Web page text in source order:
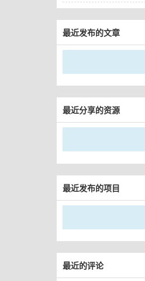
最近发布的文章
最近分享的资源
最近发布的项目
最近的评论